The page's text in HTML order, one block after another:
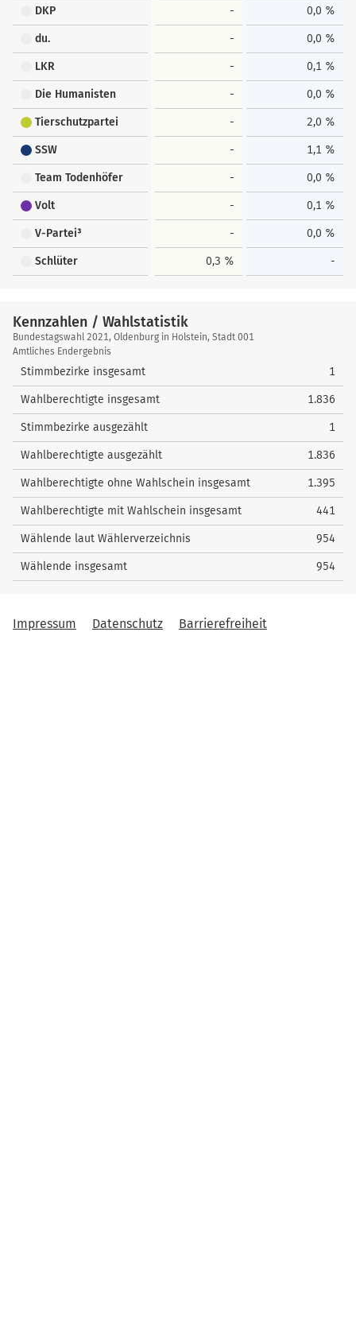
DKP - 0,0 %
du. - 0,0 %
LKR - 0,1 %
Die Humanisten - 0,0 %
Tierschutzpartei - 2,0 %
SSW - 1,1 %
Team Todenhöfer - 0,0 %
Volt - 0,1 %
V-Partei³ - 0,0 %
Schlüter 0,3 % -
Kennzahlen / Wahlstatistik
Kennzahlen
/
Wahlstatistik
Bundestagswahl 2021, Oldenburg in Holstein, Stadt 001
Amtliches Endergebnis
Stimmbezirke insgesamt 1
Wahlberechtigte insgesamt 1.836
Stimmbezirke ausgezählt 1
Wahlberechtigte ausgezählt 1.836
Wahlberechtigte ohne Wahlschein insgesamt 1.395
Wahlberechtigte mit Wahlschein insgesamt 441
Wählende laut Wählerverzeichnis 954
Wählende insgesamt 954
Impressum Datenschutz Barrierefreiheit